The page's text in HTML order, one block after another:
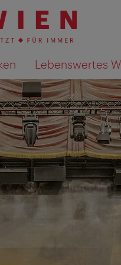
Lebenswertes
Suchergebnisse auf